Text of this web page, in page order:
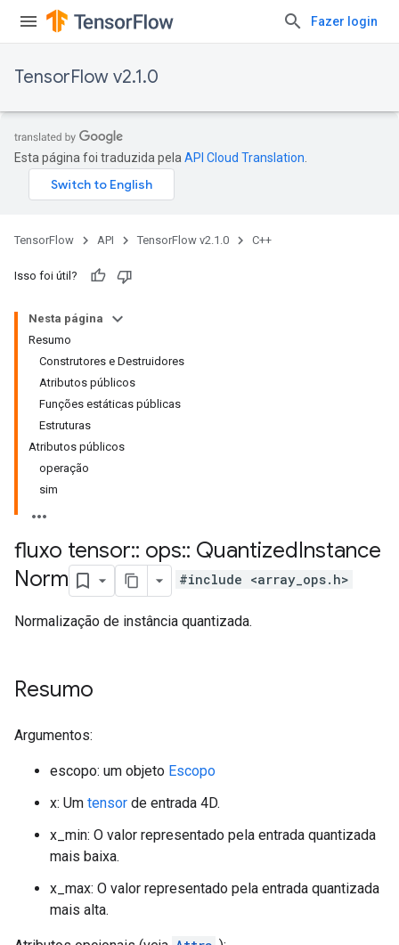
Fazer login
TensorFlow v2.1.0
Esta página foi traduzida pela API Cloud Translation
TensorFlow API TensorFlow v2.1.0 C++
Isso foi útil?
Nesta página
Resumo
Construtores e Destruidores
Atributos públicos
Funções estáticas públicas
Estruturas
Atributos públicos
operação
sim
fluxo tensor:: ops:: QuantizedInstance
Norm
#include <array_ops.h>
Normalização de instância quantizada.
Resumo
Argumentos:
escopo: um objeto Escopo
x: Um tensor de entrada 4D.
x_min: O valor representado pela entrada quantizada
mais baixa.
x_max: O valor representado pela entrada quantizada
mais alta.